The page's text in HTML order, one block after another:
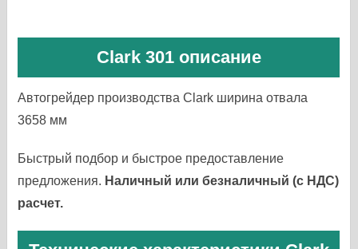
Clark 301 описание
Автогрейдер производства Clark ширина отвала
3658 мм
Быстрый подбор и быстрое предоставление
предложения. Наличный или безналичный (с НДС)
расчет.